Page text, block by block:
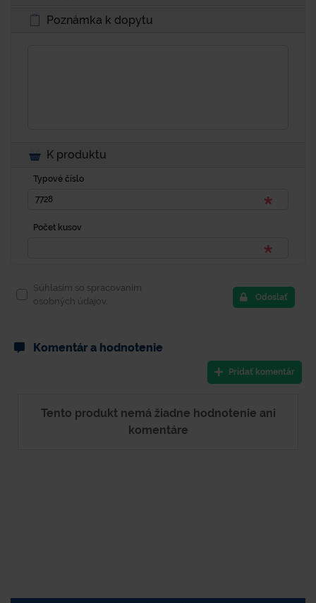
Poznámka k dopytu
K produktu
Typové číslo
Počet kusov
Súhlasím so spracovaním
osobných údajov.
Odoslať
Komentár a hodnotenie
Pridať komentár
Tento produkt nemá žiadne hodnotenie ani
komentáre